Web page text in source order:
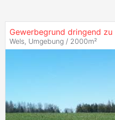
Gewerbegrund dringend zu
Wels, Umgebung / 2000m²